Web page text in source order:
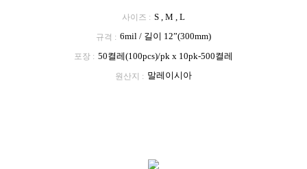
사이즈 S , M , L
규격 6mil / 길이 12”(300mm)
포장 50켤레(100pcs)/pk x 10pk-500켤레
원산지 말레이시아